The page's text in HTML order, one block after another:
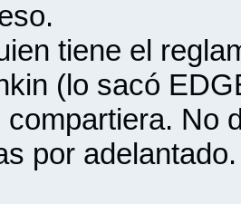
tiene el
(lo sacó
compartiera. No
por adelantado.